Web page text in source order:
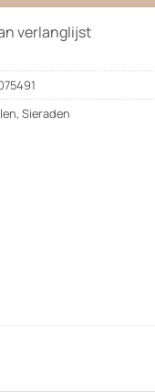
verlanglijst
, Sieraden